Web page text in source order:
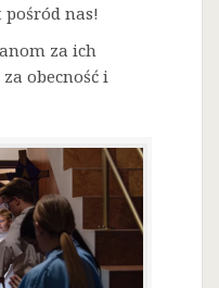
nas!
za ich
obecność i